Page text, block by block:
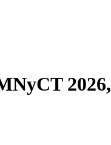
2026,